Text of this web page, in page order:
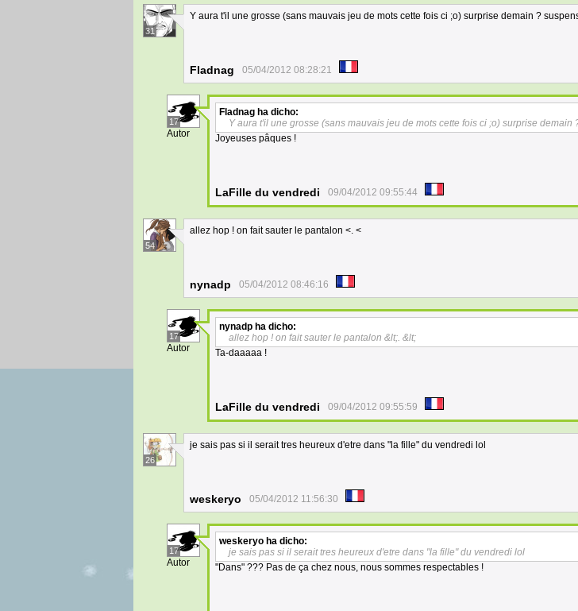
31
Y aura t'il une grosse (sans mauvais jeu de mots cette fois ci ;o) surprise demain ?
Fladnag 05/04/2012 08:28:21
17
Autor
Fladnag ha dicho:
Y aura t'il une grosse (sans mauvais jeu de mots cette fois ci ;o) surprise demain
Joyeuses pâques !
LaFille du vendredi 09/04/2012 09:55:44
54
allez hop ! on fait sauter le pantalon <. <
nynadp 05/04/2012 08:46:16
17
Autor
nynadp ha dicho:
allez hop ! on fait sauter le pantalon &lt;. &lt;
Ta-daaaaa !
LaFille du vendredi 09/04/2012 09:55:59
26
je sais pas si il serait tres heureux d'etre dans "la fille" du vendredi lol
weskeryo 05/04/2012 11:56:30
17
Autor
weskeryo ha dicho:
je sais pas si il serait tres heureux d'etre dans "la fille" du vendredi lol
"Dans" ??? Pas de ça chez nous, nous sommes respectables !